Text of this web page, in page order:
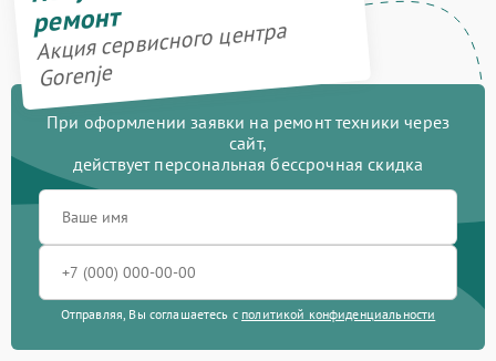
ремонт
Акция сервисного центра
Gorenje
При оформлении заявки на ремонт техники через
сайт,
действует персональная бессрочная скидка
Отправляя, Вы соглашаетесь с политикой конфиденциальности